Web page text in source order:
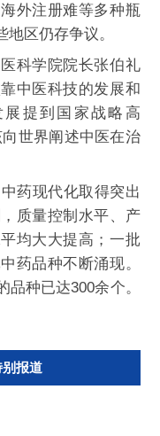
外注册难等多种瓶
区仍存争议。
科学院院长张伯礼
中医科技的发展和
提到国家战略高
世界阐述中医在治
药现代化取得突出
质量控制水平、产
均大大提高；一批
药品种不断涌现。
种已达300余个。
报道